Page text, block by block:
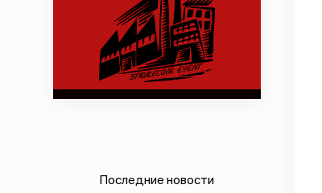
Последние новости